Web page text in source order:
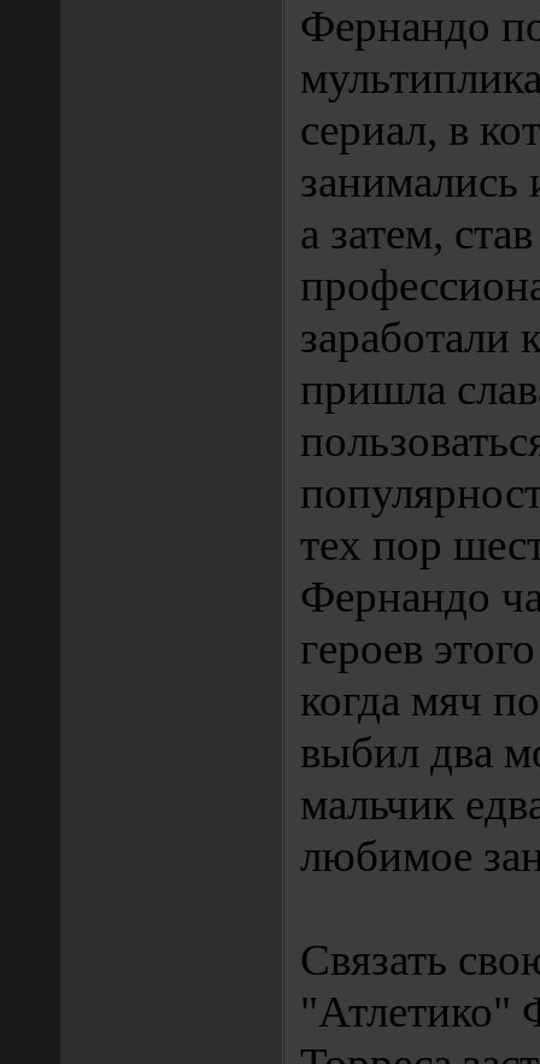
Фернандо
сериал, в
занимались
а затем, став
заработали
пришла
тех пор
Фернандо
героев
когда мяч
выбил два
мальчик
любимое
Связать
"Атлетико"